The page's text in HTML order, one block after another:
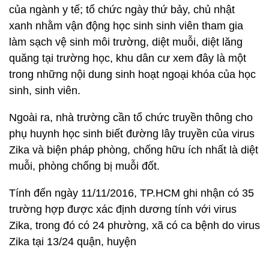
của ngành y tế; tổ chức ngày thứ bảy, chủ nhật
xanh nhằm vận động học sinh sinh viên tham gia
làm sạch vệ sinh môi trường, diệt muỗi, diệt lăng
quăng tại trường học, khu dân cư xem đây là một
trong những nội dung sinh hoạt ngoại khóa của học
sinh, sinh viên.
Ngoài ra, nhà trường cần tổ chức truyền thông cho
phụ huynh học sinh biết đường lây truyền của virus
Zika và biện pháp phòng, chống hữu ích nhất là diệt
muỗi, phòng chống bị muỗi đốt.
Tính đến ngày 11/11/2016, TP.HCM ghi nhận có 35
trường hợp được xác định dương tính với virus
Zika, trong đó có 24 phường, xã có ca bệnh do virus
Zika tại 13/24 quận, huyện